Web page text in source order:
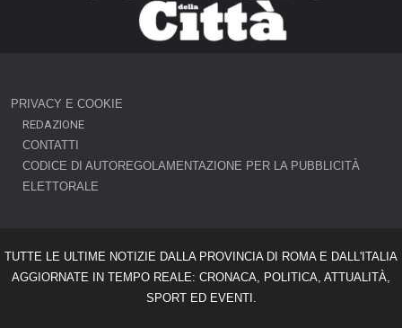
PRIVACY E COOKIE
REDAZIONE
CONTATTI
CODICE DI AUTOREGOLAMENTAZIONE PER LA PUBBLICITÀ
ELETTORALE
TUTTE LE ULTIME NOTIZIE DALLA PROVINCIA DI ROMA E DALL'ITALIA
AGGIORNATE IN TEMPO REALE: CRONACA, POLITICA, ATTUALITÀ,
SPORT ED EVENTI.